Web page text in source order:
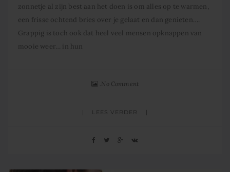
zonnetje al zijn best aan het doen is om alles op te warmen,
een frisse ochtend bries over je gelaat en dan genieten….
Grappig is toch ook dat heel veel mensen opknappen van
mooie weer… in hun
No Comment
LEES VERDER